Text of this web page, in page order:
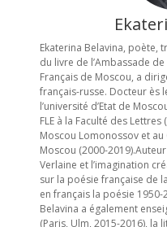
Ekaterina Belavina, poète,
du livre de l’Ambassade
Français de Moscou, a
français-russe. Docteur ès
l’université d’Etat de
FLE à la Faculté des
Moscou Lomonossov et
Moscou (2000-
Verlaine et l’imagination
sur la poésie française de
en français la poésie 1950-
Belavina a également
(Paris, Ulm, 2015-2016), la